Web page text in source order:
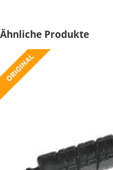
Ähnliche Produkte